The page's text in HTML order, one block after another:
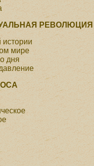
РЕВОЛЮЦИЯ
мире
дня